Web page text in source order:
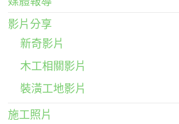
影片分享
新奇影片
木工相關影片
裝潢工地影片
施工照片